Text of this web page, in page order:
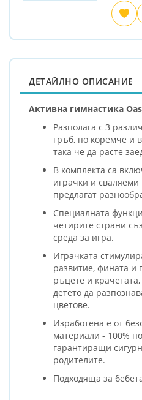
ДЕТАЙЛНО ОПИСАНИЕ
Активна гимнастика
Разполага с 3
гръб, по коремче и
така че да расте
В комплекта са
играчки и сваляеми
предлагат
Специалната
четирите страни
среда за игра.
Играчката
развитие, фината и
ръцете и
детето да
цветове.
Изработена е от
материали - 100%
гарантиращи
родителите.
Подходяща за